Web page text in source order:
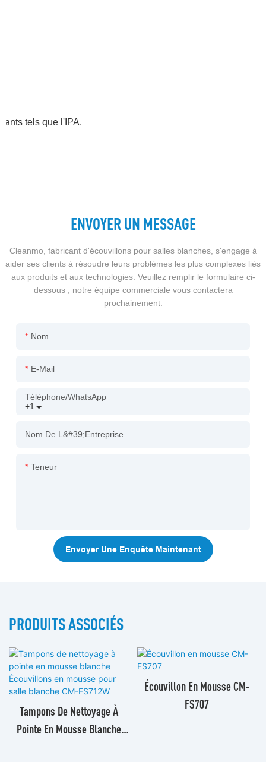
tels que l'IPA.
ENVOYER UN MESSAGE
Cleanmo, fabricant d'écouvillons pour salles blanches, s'engage à
aider ses clients à résoudre leurs problèmes les plus complexes liés
aux produits et aux technologies. Veuillez remplir le formulaire ci-
dessous ; notre équipe commerciale vous contactera
prochainement.
Nom
E-Mail
+1
Téléphone/WhatsApp
Nom De L&#39;entreprise
Teneur
Envoyer Une Enquête Maintenant
PRODUITS ASSOCIÉS
Tampons De Nettoyage À
Pointe En Mousse Blanche
Écouvillon En Mousse CM-
FS707